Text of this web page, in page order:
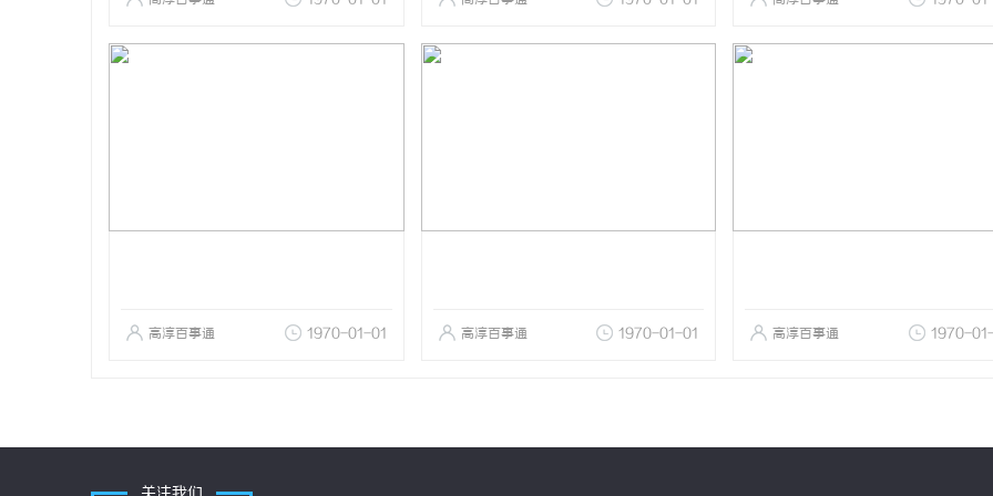
高淳百事通 1970-01-01 高淳百事通 1970-01-01 高淳百事通 1970-